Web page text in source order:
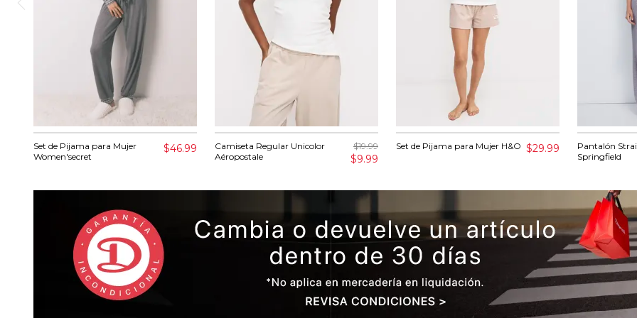
Set de Pijama para Mujer
Women'secret
$46.99
Camiseta Regular Unicolor
Aéropostale
$19.99
$9.99
Set de Pijama para Mujer H&O $29.99
Pantalón
Springfield